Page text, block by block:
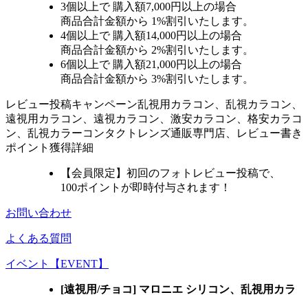
3個 以上で 購入額7,000円以上の場合
商品合計金額から 1%割引いたします。
4個 以上で 購入額14,000円以上の場合
商品合計金額から 2%割引いたします。
6個 以上で 購入額21,000円以上の場合
商品合計金額から 3%割引いたします。
レビュー投稿キャンペーン乱視用カラコン、乱視カラコン、
遠視用カラコン、遠視カラコン、激安カラコン、格安カラコ
ン、乱視カラーコンタクトレンズ通販専門店、レビュー書き
ポイント獲得詳細
【会員限定】初回のフォトレビュー投稿で、
100ポイント が即時付与されます！
お問い合わせ
よくある質問
イベント【EVENT】
[遠視用/チョコ] マロニエ シリコン、乱視用カラ